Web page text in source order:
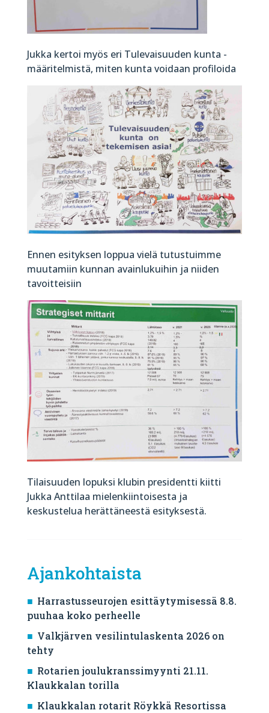
Jukka kertoi myös eri Tulevaisuuden kunta -
määritelmistä, miten kunta voidaan profiloida
Ennen esityksen loppua vielä tutustuimme
muutamiin kunnan avainlukuihin ja niiden
tavoitteisiin
Tilaisuuden lopuksi klubin presidentti kiitti
Jukka Anttilaa mielenkiintoisesta ja
keskustelua herättäneestä esityksestä.
Ajankohtaista
Harrastusseurojen esittäytymisessä 8.8.
puuhaa koko perheelle
Valkjärven vesilintulaskenta 2026 on
tehty
Rotarien joulukranssimyynti 21.11.
Klaukkalan torilla
Klaukkalan rotarit Röykkä Resortissa